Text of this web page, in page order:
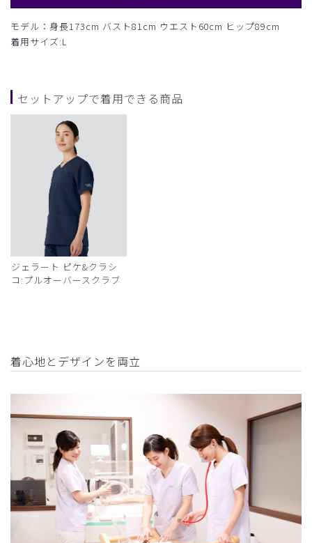
モデル：身長173cm バスト81cm ウエスト60cm ヒップ89cm
着用サイズ:L
セットアップで着用できる商品
ジェラート ピケ&クラシ
コ:プルオーバースクラブ
着心地とデザインを両立